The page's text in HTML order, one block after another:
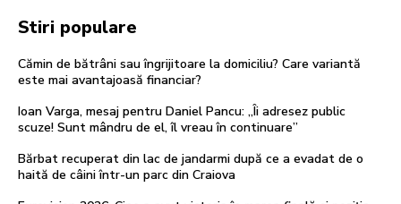
Stiri populare
Cămin de bătrâni sau îngrijitoare la domiciliu? Care variantă
este mai avantajoasă financiar?
Ioan Varga, mesaj pentru Daniel Pancu: „Îi adresez public
scuze! Sunt mândru de el, îl vreau în continuare”
Bărbat recuperat din lac de jandarmi după ce a evadat de o
haită de câini într-un parc din Craiova